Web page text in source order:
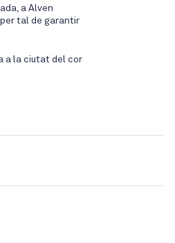
a Alven
per tal de garantir
a la ciutat del cor